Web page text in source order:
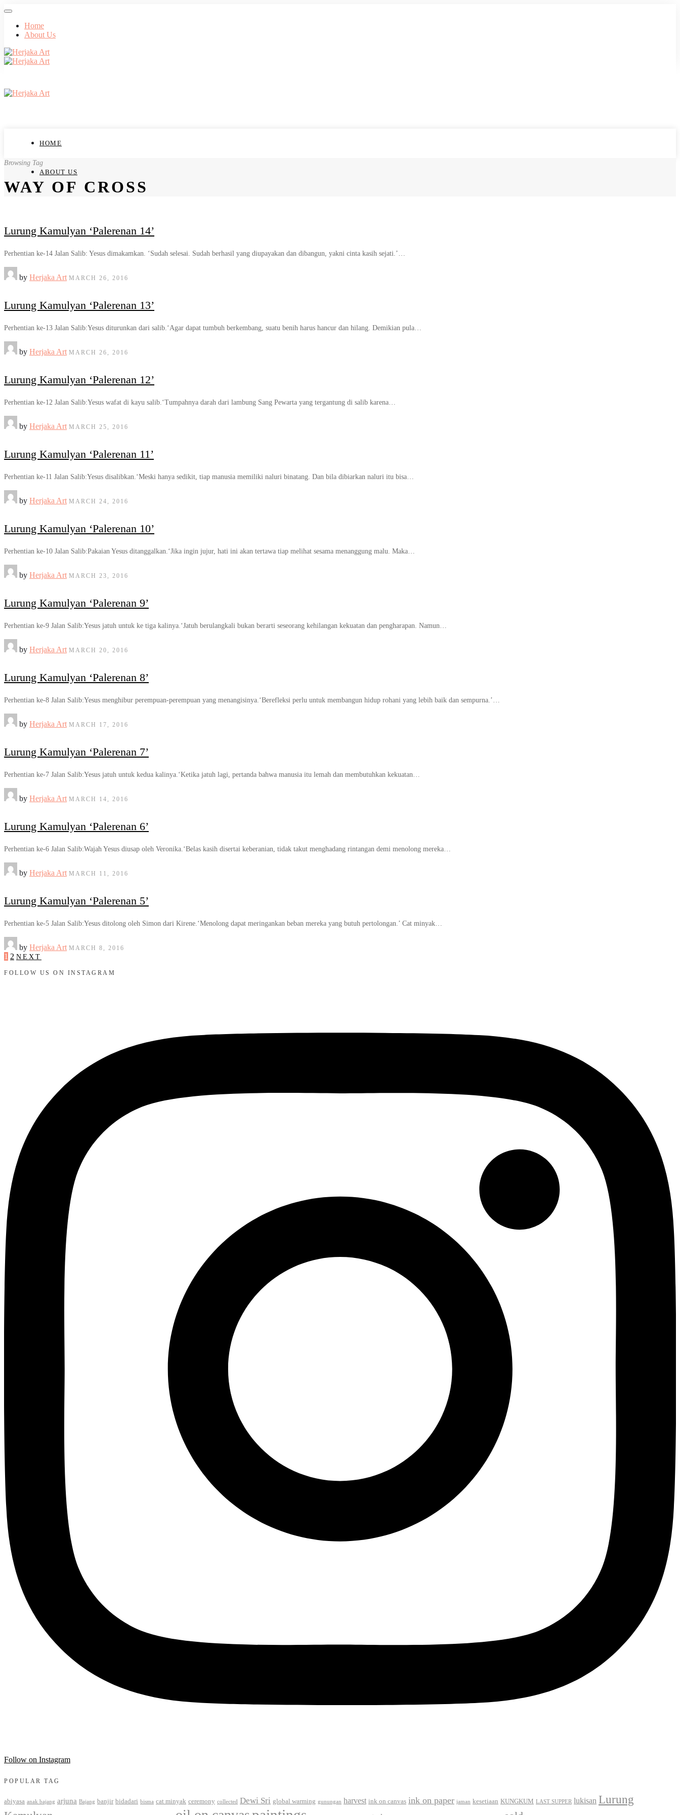
Home
About Us
HOME
ABOUT US
Browsing Tag
WAY OF CROSS
Lurung Kamulyan ‘Palerenan 14’
Perhentian ke-14 Jalan Salib: Yesus dimakamkan. ‘Sudah selesai. Sudah berhasil yang diupayakan dan dibangun, yakni cinta kasih sejati.’…
by Herjaka Art MARCH 26, 2016
Lurung Kamulyan ‘Palerenan 13’
Perhentian ke-13 Jalan Salib:Yesus diturunkan dari salib.‘Agar dapat tumbuh berkembang, suatu benih harus hancur dan hilang. Demikian pula…
by Herjaka Art MARCH 26, 2016
Lurung Kamulyan ‘Palerenan 12’
Perhentian ke-12 Jalan Salib:Yesus wafat di kayu salib.‘Tumpahnya darah dari lambung Sang Pewarta yang tergantung di salib karena…
by Herjaka Art MARCH 25, 2016
Lurung Kamulyan ‘Palerenan 11’
Perhentian ke-11 Jalan Salib:Yesus disalibkan.‘Meski hanya sedikit, tiap manusia memiliki naluri binatang. Dan bila dibiarkan naluri itu bisa…
by Herjaka Art MARCH 24, 2016
Lurung Kamulyan ‘Palerenan 10’
Perhentian ke-10 Jalan Salib:Pakaian Yesus ditanggalkan.‘Jika ingin jujur, hati ini akan tertawa tiap melihat sesama menanggung malu. Maka…
by Herjaka Art MARCH 23, 2016
Lurung Kamulyan ‘Palerenan 9’
Perhentian ke-9 Jalan Salib:Yesus jatuh untuk ke tiga kalinya.‘Jatuh berulangkali bukan berarti seseorang kehilangan kekuatan dan pengharapan. Namun…
by Herjaka Art MARCH 20, 2016
Lurung Kamulyan ‘Palerenan 8’
Perhentian ke-8 Jalan Salib:Yesus menghibur perempuan-perempuan yang menangisinya.‘Berefleksi perlu untuk membangun hidup rohani yang lebih baik dan sempurna.’…
by Herjaka Art MARCH 17, 2016
Lurung Kamulyan ‘Palerenan 7’
Perhentian ke-7 Jalan Salib:Yesus jatuh untuk kedua kalinya.‘Ketika jatuh lagi, pertanda bahwa manusia itu lemah dan membutuhkan kekuatan…
by Herjaka Art MARCH 14, 2016
Lurung Kamulyan ‘Palerenan 6’
Perhentian ke-6 Jalan Salib:Wajah Yesus diusap oleh Veronika.‘Belas kasih disertai keberanian, tidak takut menghadang rintangan demi menolong mereka…
by Herjaka Art MARCH 11, 2016
Lurung Kamulyan ‘Palerenan 5’
Perhentian ke-5 Jalan Salib:Yesus ditolong oleh Simon dari Kirene.‘Menolong dapat meringankan beban mereka yang butuh pertolongan.’ Cat minyak…
by Herjaka Art MARCH 8, 2016
1 2 NEXT
FOLLOW US ON INSTAGRAM
Follow on Instagram
POPULAR TAG
abiyasa anak bajang arjuna Bajang banjir bidadari bisma cat minyak ceremony collected Dewi Sri global warming gunungan harvest ink on canvas ink on paper jaman kesetiaan KUNGKUM LAST SUPPER lukisan Lurung